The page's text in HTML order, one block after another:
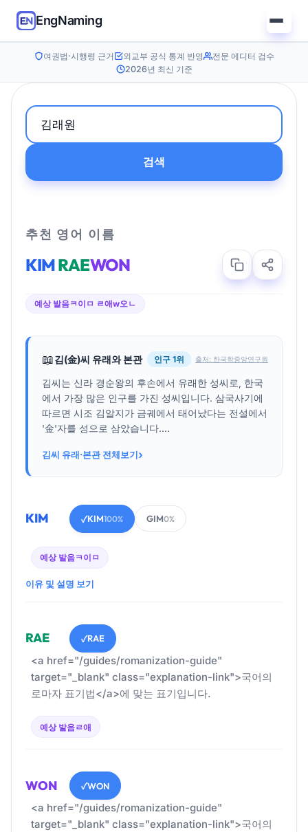
EngNaming
여권법·시행령 근거 외교부 공식 통계 반영
전문 에디터 검수
2026년 최신 기준
검색
추천 영어 이름
KIMRAEWON
예상 발음ㅋ이ㅁ ㄹ애w오ㄴ
📖김(金)씨 유래와 본관 인구 1위 출처: 한국학중앙연구원
김씨는 신라 경순왕의 후손에서 유래한 성씨로, 한국
에서 가장 많은 인구를 가진 성씨입니다. 삼국사기에
따르면 시조 김알지가 금궤에서 태어났다는 전설에서
'金'자를 성으로 삼았습니다....
김씨 유래·본관 전체보기›
KIM ✓KIM100% GIM0%
예상 발음ㅋ이ㅁ
이유 및 설명 보기
RAE ✓RAE
<a href="/guides/romanization-guide"
target="_blank" class="explanation-link">국어의
로마자 표기법</a>에 맞는 표기입니다.
예상 발음ㄹ애
WON ✓WON
<a href="/guides/romanization-guide"
target="_blank" class="explanation-link">국어의